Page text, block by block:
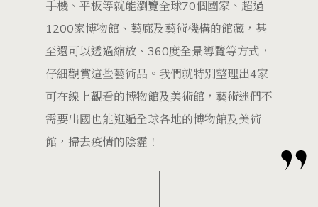
手機、平板等就能瀏覽全球70個國家、超過
1200家博物館、藝廊及藝術機構的館藏，甚
至還可以透過縮放、360度全景導覽等方式，
仔細觀賞這些藝術品。我們就特別整理出4家
可在線上觀看的博物館及美術館，藝術迷們不
需要出國也能逛遍全球各地的博物館及美術
館，掃去疫情的陰霾！